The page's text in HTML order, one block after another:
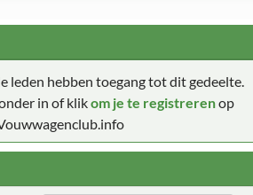
leden hebben toegang tot dit gedeelte.
in of klikom je te registrerenop